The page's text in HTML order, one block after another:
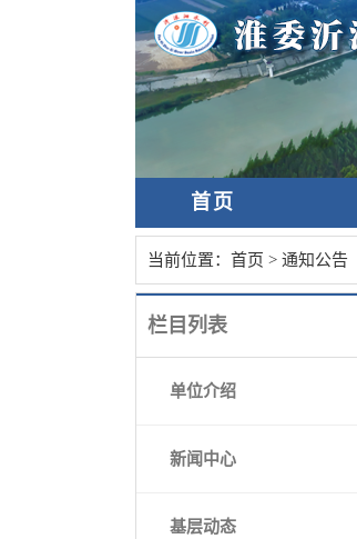
首页
当前位置： 首页 > 通知公告
栏目列表
单位介绍
新闻中心
基层动态